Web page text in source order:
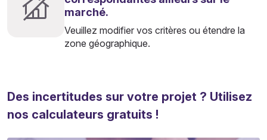
marché.
Veuillez modifier vos critères ou étendre la
zone géographique.
Des incertitudes sur votre projet ? Utilisez
nos calculateurs gratuits !